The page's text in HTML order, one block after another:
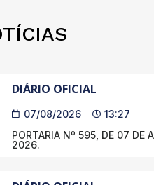
DIÁRIO OFICIAL
07/08/2026
13:27
PORTARIA Nº 595, DE 07 DE
2026.